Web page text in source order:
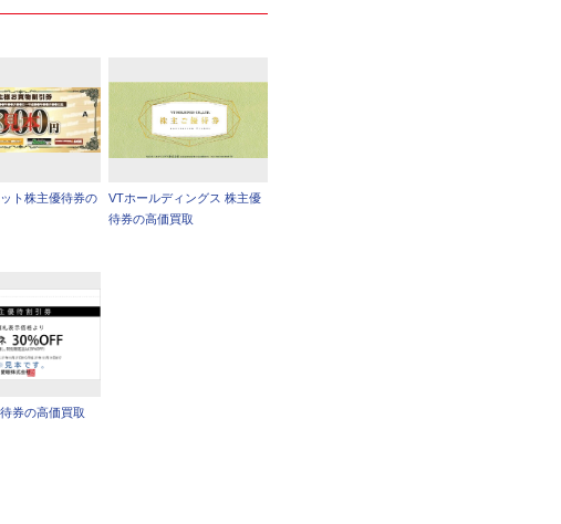
ト株主優待券の
VTホールディングス 株主優
待券の高価買取
券の高価買取